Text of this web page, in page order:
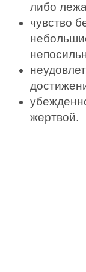
либо
чувство
жертвой.